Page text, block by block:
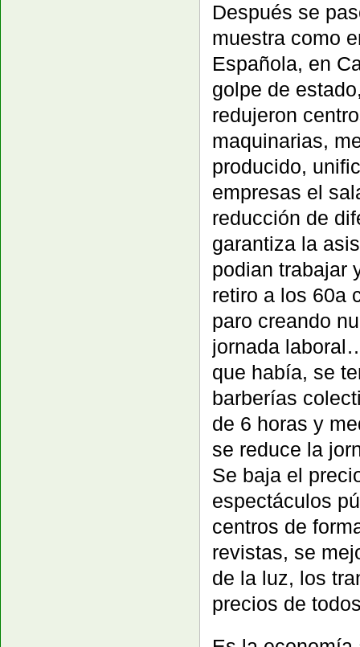
Después se
muestra como
Española, en
golpe de
redujeron
maquinarias,
producido,
empresas el
reducción de
garantiza la
podian trabajar
retiro a los 60a
paro creando
jornada
que había, se
barberías
de 6 horas y
se reduce la
Se baja el
espectáculos
centros de
revistas, se
de la luz, los
precios de